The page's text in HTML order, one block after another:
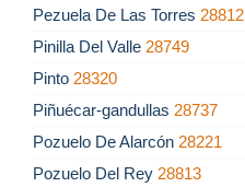
Pezuela De Las Torres 28812
Pinilla Del Valle 28749
Pinto 28320
Piñuécar-gandullas 28737
Pozuelo De Alarcón 28221
Pozuelo Del Rey 28813